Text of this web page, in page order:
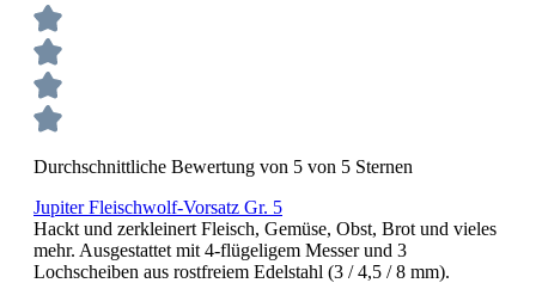
Durchschnittliche Bewertung von 5 von 5 Sternen
Jupiter Fleischwolf-Vorsatz Gr. 5
Hackt und zerkleinert Fleisch, Gemüse, Obst, Brot und vieles
mehr. Ausgestattet mit 4-flügeligem Messer und 3
Lochscheiben aus rostfreiem Edelstahl (3 / 4,5 / 8 mm).